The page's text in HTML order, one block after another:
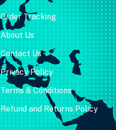
Order Tracking
About Us
Contact Us
Privacy Policy
Terms & Conditions
Refund and Returns Policy